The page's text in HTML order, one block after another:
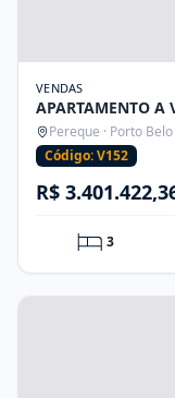
VENDAS
APARTAMENTO A
Pereque · Porto Belo
Código: V152
R$
3